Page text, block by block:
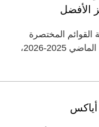
الأفضل
القوائم المختصرة
لحفل جوائز الأفضل عن الموسم الماضي 2025-2026،